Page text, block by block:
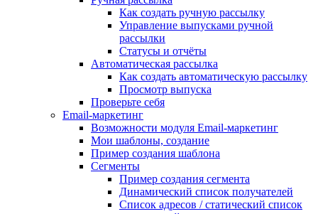
Как создать ручную рассылку
Управление выпусками ручной
рассылки
Статусы и отчёты
Автоматическая рассылка
Как создать автоматическую рассылку
Просмотр выпуска
Проверьте себя
Email-маркетинг
Возможности модуля Email-маркетинг
Мои шаблоны, создание
Пример создания шаблона
Сегменты
Пример создания сегмента
Динамический список получателей
Список адресов / статический список